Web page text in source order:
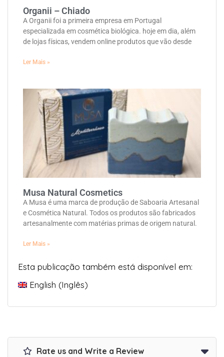
Organii – Chiado
A Organii foi a primeira empresa em Portugal
especializada em cosmética biológica. hoje em dia, além
de lojas físicas, vendem online produtos que vão desde
Ler Mais »
Musa Natural Cosmetics
A Musa é uma marca de produção de Saboaria Artesanal
e Cosmética Natural. Todos os produtos são fabricados
artesanalmente com matérias primas de origem natural.
Ler Mais »
Esta publicação também está disponível em:
English (Inglês)
Rate us and Write a Review